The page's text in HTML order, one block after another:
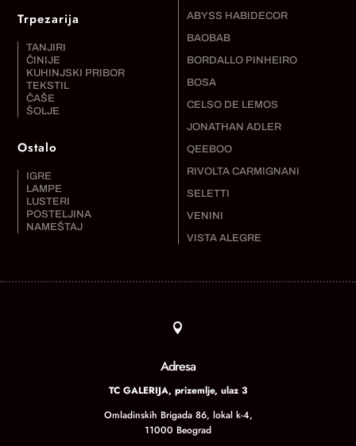
Trpezarija
TANJIRI
ČINIJE
KUHINJSKI PRIBOR
TEKSTIL
ČAŠE
ŠOLJE
Ostalo
IGRE
LAMPE
LUSTERI
POSTELJINA
NAMEŠTAJ
ABYSS HABIDECOR
BAOBAB
BORDALLO PINHEIRO
BOSA
CELSO DE LEMOS
JONATHAN ADLER
QEEBOO
RIVOLTA CARMIGNANI
SELETTI
VENINI
VISTA ALEGRE

Adresa
TC GALERIJA, prizemlje, ulaz 3
Omladinskih Brigada 86, lokal k-4,
11000 Beograd